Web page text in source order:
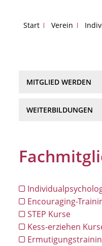
Start Verein
MITGLIED WERDEN
WEITERBILDUNGEN
Encouraging-
STEP Kurse
Kess-erziehen